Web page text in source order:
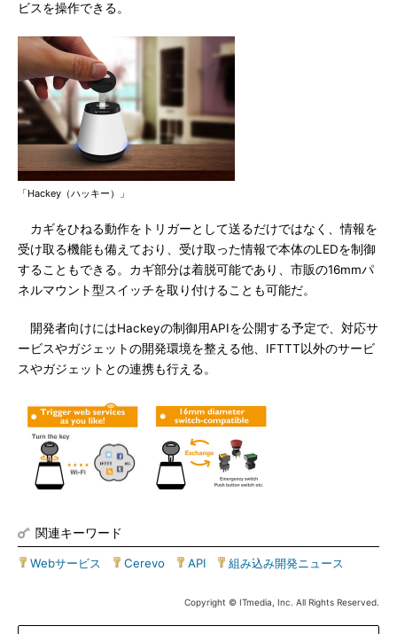
ビスを操作できる。
「Hackey（ハッキー）」
カギをひねる動作をトリガーとして送るだけではなく、情報を
受け取る機能も備えており、受け取った情報で本体のLEDを制御
することもできる。カギ部分は着脱可能であり、市販の16mmパ
ネルマウント型スイッチを取り付けることも可能だ。
開発者向けにはHackeyの制御用APIを公開する予定で、対応サ
ービスやガジェットの開発環境を整える他、IFTTT以外のサービ
スやガジェットとの連携も行える。
関連キーワード
Webサービス Cerevo API 組み込み開発ニュース
Copyright © ITmedia, Inc. All Rights Reserved.